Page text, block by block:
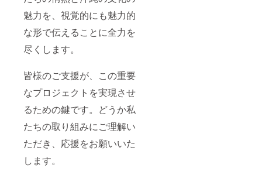
魅力を、視覚的にも魅力的
な形で伝えることに全力を
尽くします。
皆様のご支援が、この重要
なプロジェクトを実現させ
るための鍵です。どうか私
たちの取り組みにご理解い
ただき、応援をお願いいた
します。